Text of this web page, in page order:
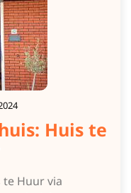
Huis te
Huur via